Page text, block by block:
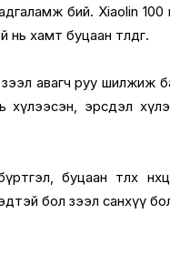
бий. Xiaolin 100
хамт буцаан төлдөг.
зээл авагч руу шилжиж
хүлээсэн, эрсдэл
буцаан төлөх
бол зээл санхүү